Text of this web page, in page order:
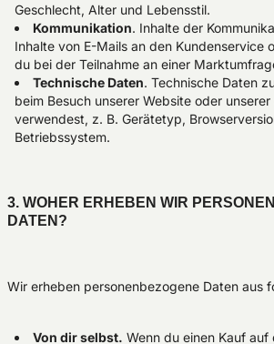
Geschlecht, Alter und Lebensstil.
Kommunikation. Inhalte der
Inhalte von E-Mails an den Kundenservice
du bei der Teilnahme an einer
Technische Daten. Technische Daten
beim Besuch unserer Website oder
verwendest, z. B. Gerätetyp,
Betriebssystem.
3. WOHER ERHEBEN WIR
DATEN?
Wir erheben personenbezogene Daten aus
Von dir selbst. Wenn du einen Kauf